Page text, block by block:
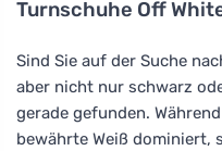
Turnschuhe Off
Sind Sie auf der Suche
aber nicht nur schwarz
gerade gefunden.
bewährte Weiß dominiert,